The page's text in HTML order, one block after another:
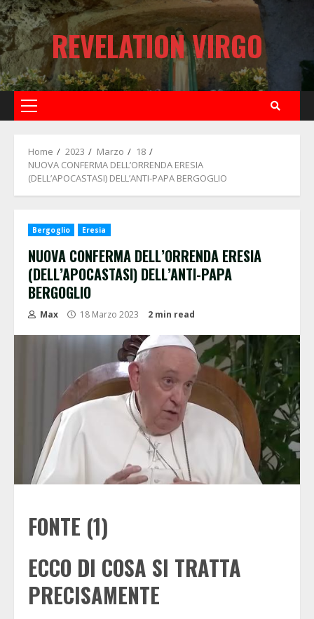
Skip
to
content
REVELATION VIRGO
Primary
Home 2023 Marzo
18
NUOVA CONFERMA DELL’ORRENDA ERESIA
(DELL’APOCASTASI) DELL’ANTI-PAPA BERGOGLIO
Bergoglio Eresia
NUOVA CONFERMA DELL’ORRENDA ERESIA
(DELL’APOCASTASI) DELL’ANTI-PAPA
BERGOGLIO
Max 18 Marzo 2023 2 min read
FONTE (1)
ECCO DI COSA SI TRATTA
PRECISAMENTE